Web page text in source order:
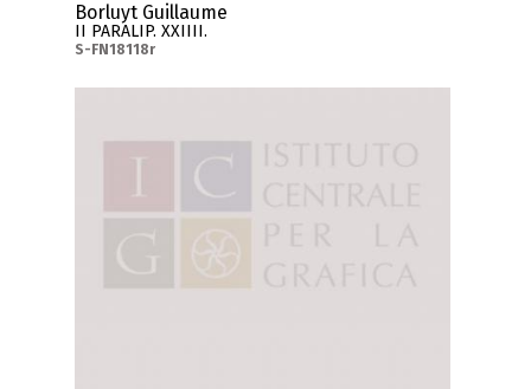
Borluyt Guillaume
II PARALIP. XXIIII.
S-FN18118r